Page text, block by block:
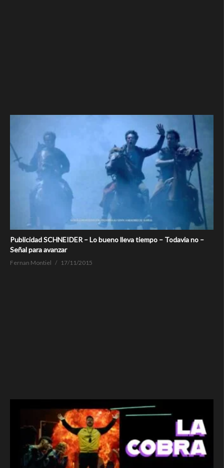
Publicidad SCHNEIDER – Lo bueno lleva tiempo – Todavia no –
Señal para avanzar
Fernan Montiel 17/11/2015